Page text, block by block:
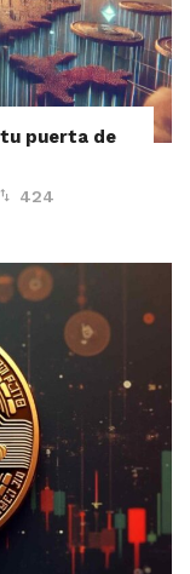
tu puerta de
424